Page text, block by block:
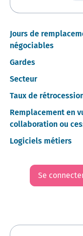
Jours de
négociables
Gardes
Secteur
Taux de
Remplacement en
collaboration ou
Logiciels métiers
Se